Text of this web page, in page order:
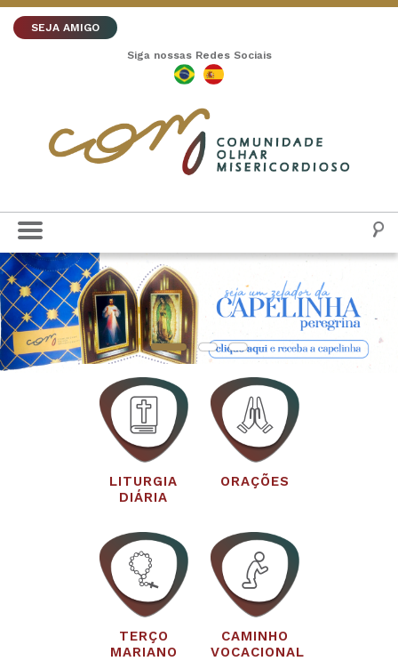
SEJA AMIGO
Siga nossas Redes Sociais
LITURGIA
DIÁRIA
ORAÇÕES
TERÇO
MARIANO
CAMINHO
VOCACIONAL